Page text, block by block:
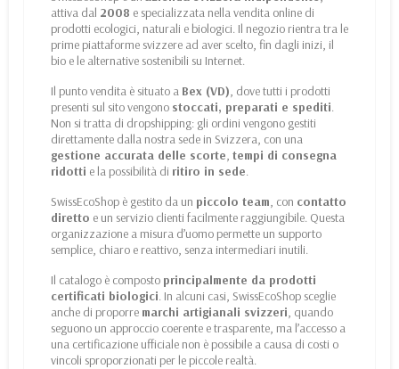
attiva dal 2008 e specializzata nella vendita online di
prodotti ecologici, naturali e biologici. Il negozio rientra tra le
prime piattaforme svizzere ad aver scelto, fin dagli inizi, il
bio e le alternative sostenibili su Internet.
Il punto vendita è situato a Bex (VD), dove tutti i prodotti
presenti sul sito vengono stoccati, preparati e spediti.
Non si tratta di dropshipping: gli ordini vengono gestiti
direttamente dalla nostra sede in Svizzera, con una
gestione accurata delle scorte, tempi di consegna
ridotti e la possibilità di ritiro in sede.
SwissEcoShop è gestito da un piccolo team, con contatto
diretto e un servizio clienti facilmente raggiungibile. Questa
organizzazione a misura d’uomo permette un supporto
semplice, chiaro e reattivo, senza intermediari inutili.
Il catalogo è composto principalmente da prodotti
certificati biologici. In alcuni casi, SwissEcoShop sceglie
anche di proporre marchi artigianali svizzeri, quando
seguono un approccio coerente e trasparente, ma l’accesso a
una certificazione ufficiale non è possibile a causa di costi o
vincoli sproporzionati per le piccole realtà.